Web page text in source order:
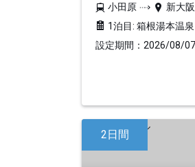
小田原
新大阪
1泊目: 箱根湯本温
設定期間：2026/08/
2日間